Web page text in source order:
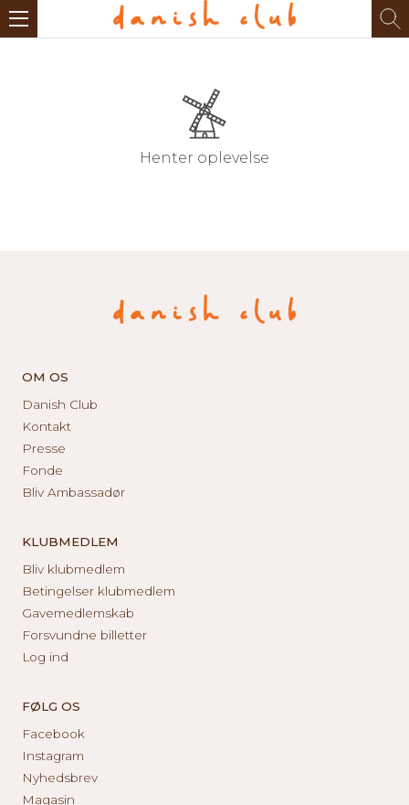
Henter oplevelse
OM OS
Danish Club
Kontakt
Presse
Fonde
Bliv Ambassadør
KLUBMEDLEM
Bliv klubmedlem
Betingelser klubmedlem
Gavemedlemskab
Forsvundne billetter
Log ind
FØLG OS
Facebook
Instagram
Nyhedsbrev
Magasin